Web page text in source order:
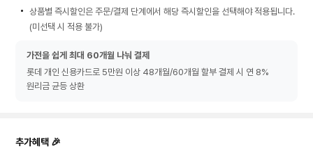
상품별 즉시할인은 주문/결제 단계에서 해당 즉시할인을 선택해야 적용됩니다.
(미선택 시 적용 불가)
가전을 쉽게 최대 60개월 나눠 결제
롯데 개인 신용카드로 5만원 이상 48개월/60개월 할부 결제 시 연 8%
원리금 균등 상환
추가혜택 🎉